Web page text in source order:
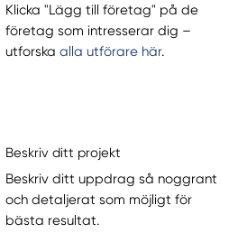
Klicka "Lägg till företag" på de
företag som intresserar dig –
utforskaalla utförare här.
Beskriv ditt projekt
Beskriv ditt uppdrag så noggrant
och detaljerat som möjligt för
bästa resultat.